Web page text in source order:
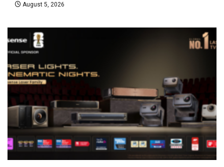
August 5, 2026